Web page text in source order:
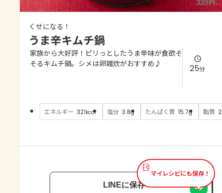
トーク
よくあるお問い合わせ
AJINOMOTO PARK とは
くせになる！
うま辛キムチ鍋
家族から大好評！ピリっとしたうま辛味が食欲そ
そるキムチ鍋。シメは卵雑炊がおすすめ♪
25分
エネルギー 321kcal 塩分 3.8g たんぱく質 15.7g 脂質
マイレシピにも保存！
LINEに保存